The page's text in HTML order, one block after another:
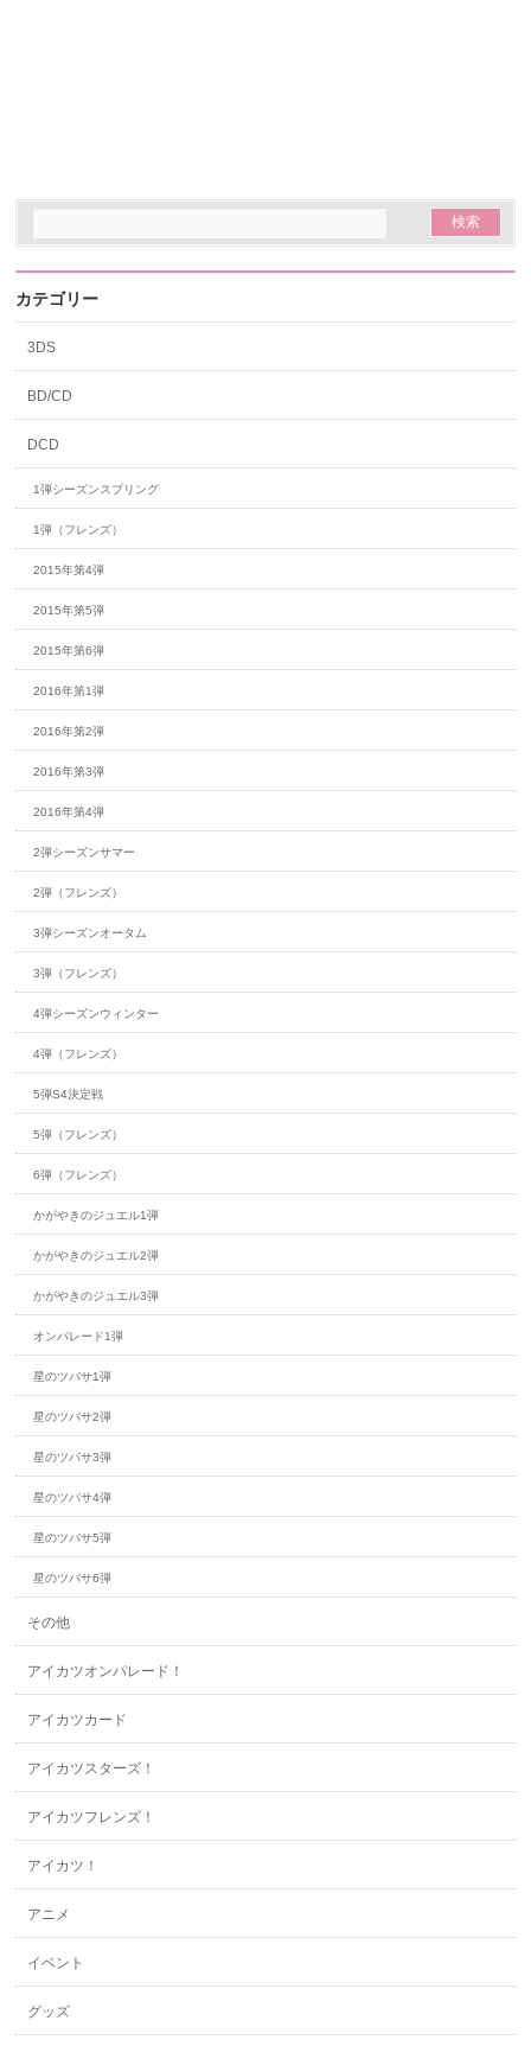
カテゴリー
3DS
BD/CD
DCD
1弾シーズンスプリング
1弾（フレンズ）
2015年第4弾
2015年第5弾
2015年第6弾
2016年第1弾
2016年第2弾
2016年第3弾
2016年第4弾
2弾シーズンサマー
2弾（フレンズ）
3弾シーズンオータム
3弾（フレンズ）
4弾シーズンウィンター
4弾（フレンズ）
5弾S4決定戦
5弾（フレンズ）
6弾（フレンズ）
かがやきのジュエル1弾
かがやきのジュエル2弾
かがやきのジュエル3弾
オンパレード1弾
星のツバサ1弾
星のツバサ2弾
星のツバサ3弾
星のツバサ4弾
星のツバサ5弾
星のツバサ6弾
その他
アイカツオンパレード！
アイカツカード
アイカツスターズ！
アイカツフレンズ！
アイカツ！
アニメ
イベント
グッズ